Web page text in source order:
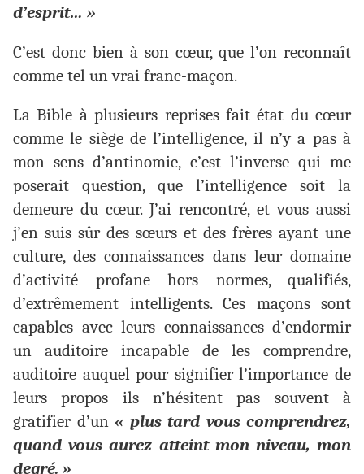
d’esprit… »
C’est donc bien à son cœur, que l’on reconnaît
comme tel un vrai franc-maçon.
La Bible à plusieurs reprises fait état du cœur
comme le siège de l’intelligence, il n’y a pas à
mon sens d’antinomie, c’est l’inverse qui me
poserait question, que l’intelligence soit la
demeure du cœur. J’ai rencontré, et vous aussi
j’en suis sûr des sœurs et des frères ayant une
culture, des connaissances dans leur domaine
d’activité profane hors normes, qualifiés,
d’extrêmement intelligents. Ces maçons sont
capables avec leurs connaissances d’endormir
un auditoire incapable de les comprendre,
auditoire auquel pour signifier l’importance de
leurs propos ils n’hésitent pas souvent à
gratifier d’un « plus tard vous comprendrez,
quand vous aurez atteint mon niveau, mon
degré. »